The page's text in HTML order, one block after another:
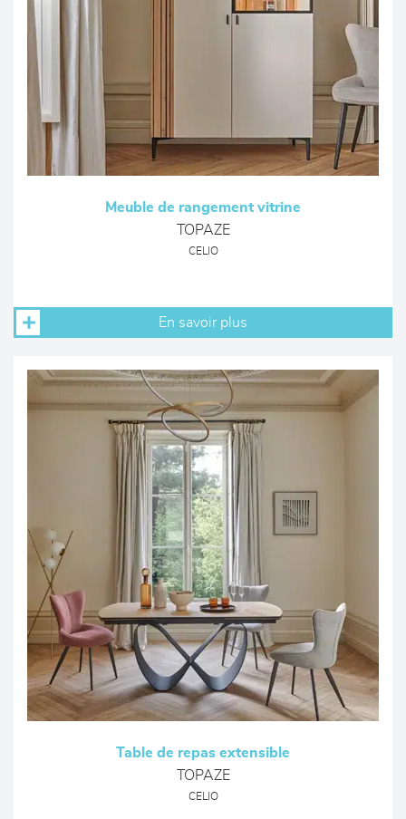
Meuble de rangement vitrine
TOPAZE
CELIO
En savoir plus
Table de repas extensible
TOPAZE
CELIO